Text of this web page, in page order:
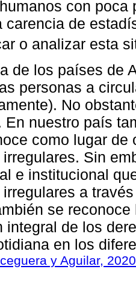
con
carencia de
o analizar esta
de los países de
personas a
No
En nuestro país
como lugar de
Sin
e institucional
a
se
integral de los
en los
y Aguilar, 2020